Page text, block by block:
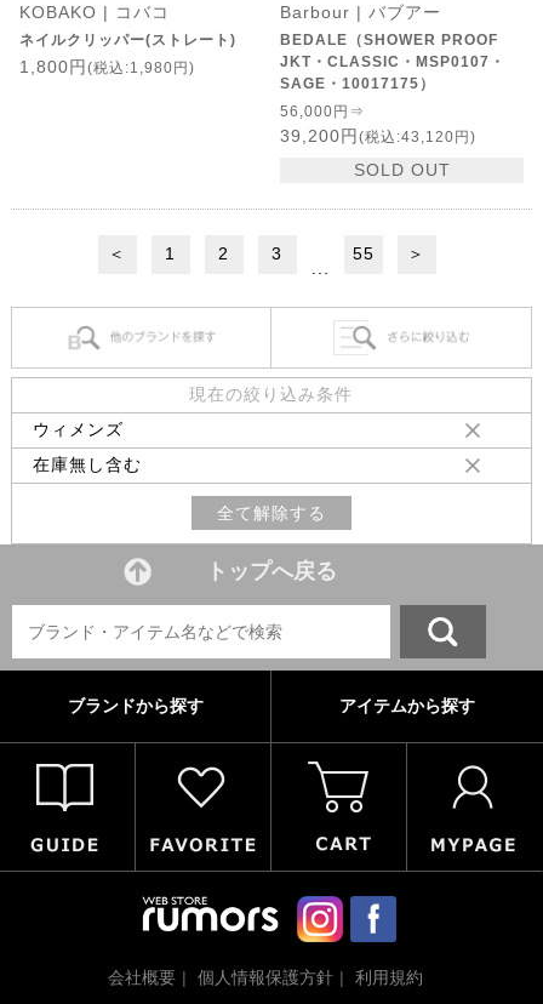
KOBAKO | コバコ
ネイルクリッパー(ストレート)
1,800円 (税込:1,980円)
Barbour | バブアー
BEDALE（SHOWER PROOF
JKT・CLASSIC・MSP0107・
SAGE・10017175）
56,000円⇒
39,200円 (税込:43,120円)
SOLD OUT
＜ 1 2 3 55 ＞
現在の絞り込み条件
ウィメンズ
在庫無し含む
全て解除する
トップへ戻る
ブランドから探す アイテムから探す
会社概要 個人情報保護方針
利用規約